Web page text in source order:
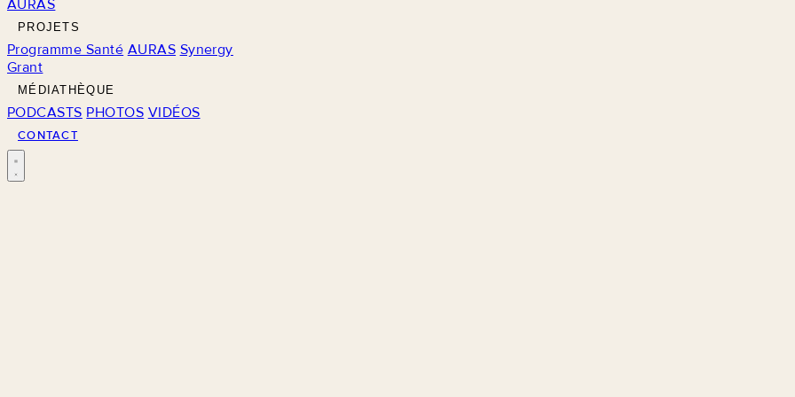
AURAS
PROJETS
Programme Santé AURAS Synergy
Grant
MÉDIATHÈQUE
PODCASTS PHOTOS VIDÉOS
CONTACT